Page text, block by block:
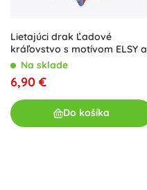
Lietajúci drak Ľadové
kráľovstvo s motívom ELSY a
ANNY 115 cm
Na sklade
6,90 €
Do košíka